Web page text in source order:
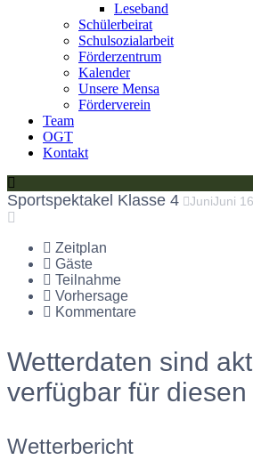
Leseband
Schülerbeirat
Schulsozialarbeit
Förderzentrum
Kalender
Unsere Mensa
Förderverein
Team
OGT
Kontakt
Sportspektakel Klasse 4 JuniJuni 16
Zeitplan
Gäste
Teilnahme
Vorhersage
Kommentare
Wetterdaten sind
verfügbar für diesen
Wetterbericht